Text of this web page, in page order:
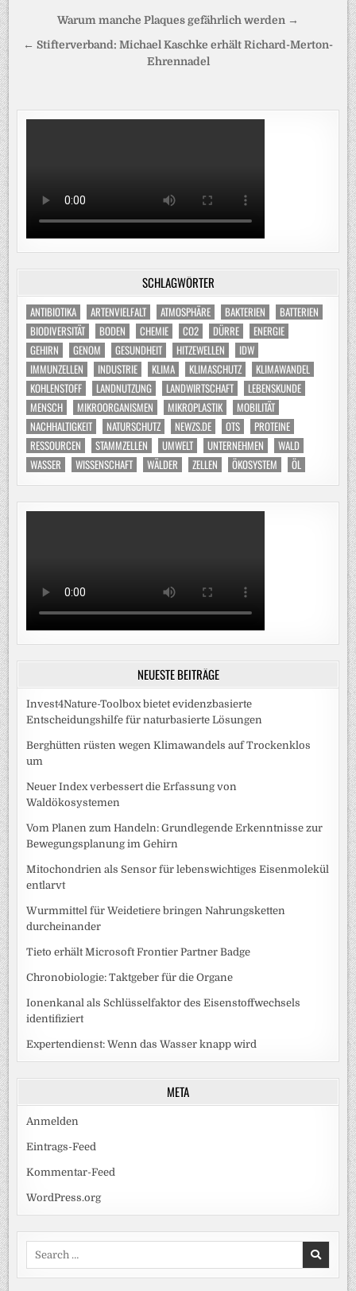
Beitragsnavigation
Warum manche Plaques gefährlich werden →
← Stifterverband: Michael Kaschke erhält Richard-Merton-
Ehrennadel
SCHLAGWÖRTER
ANTIBIOTIKA ARTENVIELFALT ATMOSPHÄRE BAKTERIEN
BATTERIEN
BIODIVERSITÄT
BODEN CHEMIE CO2 DÜRRE
ENERGIE
GEHIRN
GENOM GESUNDHEIT HITZEWELLEN
IDW
IMMUNZELLEN
INDUSTRIE KLIMA KLIMASCHUTZ
KLIMAWANDEL
KOHLENSTOFF
LANDNUTZUNG LANDWIRTSCHAFT
LEBENSKUNDE
MENSCH
MIKROORGANISMEN MIKROPLASTIK
MOBILITÄT
NACHHALTIGKEIT
NATURSCHUTZ NEWZS.DE OTS
PROTEINE
RESSOURCEN
STAMMZELLEN UMWELT UNTERNEHMEN
WALD
WASSER
WISSENSCHAFT WÄLDER ZELLEN ÖKOSYSTEM ÖL
NEUESTE BEITRÄGE
Invest4Nature-Toolbox bietet evidenzbasierte
Entscheidungshilfe für naturbasierte Lösungen
Berghütten rüsten wegen Klimawandels auf Trockenklos
um
Neuer Index verbessert die Erfassung von
Waldökosystemen
Vom Planen zum Handeln: Grundlegende Erkenntnisse zur
Bewegungsplanung im Gehirn
Mitochondrien als Sensor für lebenswichtiges Eisenmolekül
entlarvt
Wurmmittel für Weidetiere bringen Nahrungsketten
durcheinander
Tieto erhält Microsoft Frontier Partner Badge
Chronobiologie: Taktgeber für die Organe
Ionenkanal als Schlüsselfaktor des Eisenstoffwechsels
identifiziert
Expertendienst: Wenn das Wasser knapp wird
META
Anmelden
Eintrags-Feed
Kommentar-Feed
WordPress.org